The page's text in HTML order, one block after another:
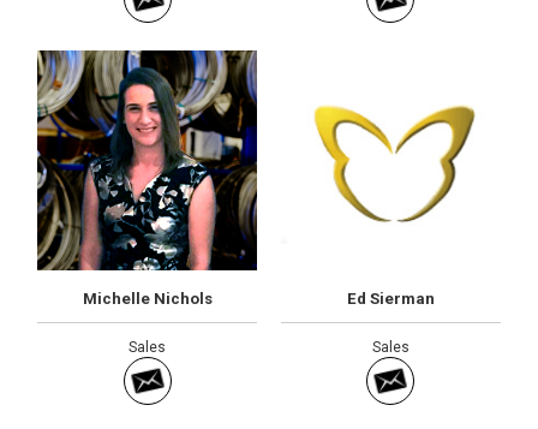
Michelle Nichols
Sales
Ed Sierman
Sales